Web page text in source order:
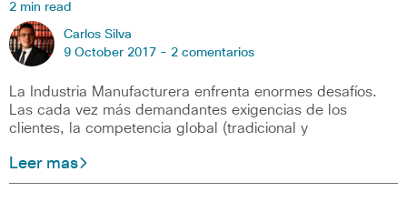
2 min read
Carlos Silva
9 October 2017 - 2 comentarios
La Industria Manufacturera enfrenta enormes desafíos.
Las cada vez más demandantes exigencias de los
clientes, la competencia global (tradicional y
Leer mas